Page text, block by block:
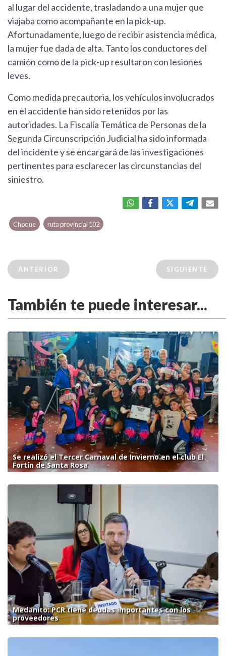
al lugar del accidente, trasladando a una mujer que
viajaba como acompañante en la pick-up.
Afortunadamente, luego de recibir asistencia médica,
la mujer fue dada de alta. Tanto los conductores del
camión como de la pick-up resultaron con lesiones
leves.
Como medida precautoria, los vehículos involucrados
en el accidente han sido retenidos por las
autoridades. La Fiscalía Temática de Personas de la
Segunda Circunscripción Judicial ha sido informada
del incidente y se encargará de las investigaciones
pertinentes para esclarecer las circunstancias del
siniestro.
Choque ruta provincial 102
ANTERIOR SIGUIENTE
También te puede interesar...
Se realizó el Tercer Carnaval de Invierno en el club El
Fortín de Santa Rosa
Medanito: PCR tiene deudas importantes con los
proveedores